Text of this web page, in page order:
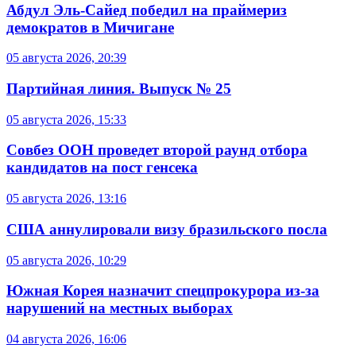
Абдул Эль-Сайед победил на праймериз
демократов в Мичигане
05 августа 2026, 20:39
Партийная линия. Выпуск № 25
05 августа 2026, 15:33
Совбез ООН проведет второй раунд отбора
кандидатов на пост генсека
05 августа 2026, 13:16
США аннулировали визу бразильского посла
05 августа 2026, 10:29
Южная Корея назначит спецпрокурора из-за
нарушений на местных выборах
04 августа 2026, 16:06